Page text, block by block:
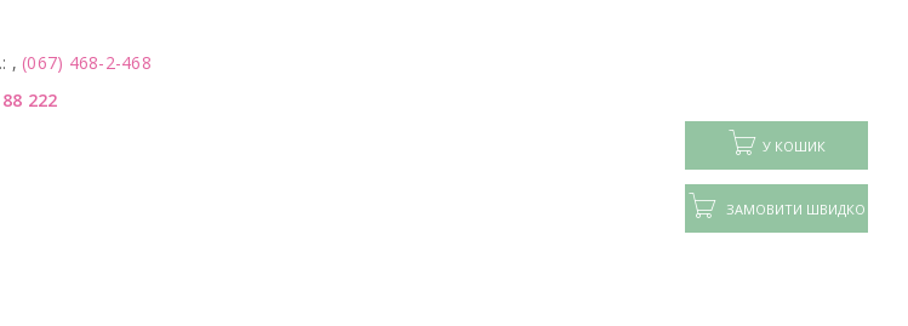
, (067) 468-2-468
222
У КОШИК
ЗАМОВИТИ ШВИДКО